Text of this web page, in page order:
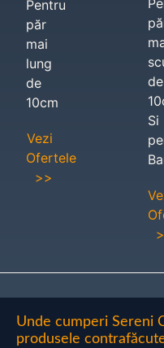
Pentru
păr
mai
lung
de
10cm
Vezi
Ofertele
>>
de
Si
Unde cumperi Sereni
produsele